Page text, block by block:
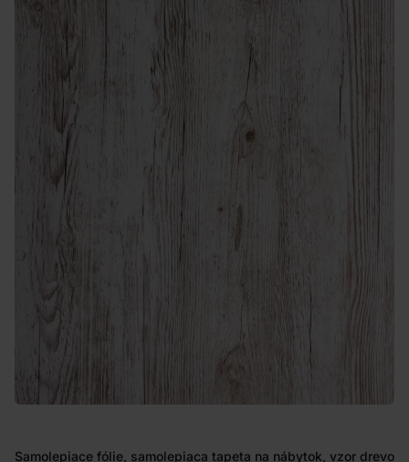
Samolepiace fólie, samolepiaca tapeta na nábytok, vzor drevo